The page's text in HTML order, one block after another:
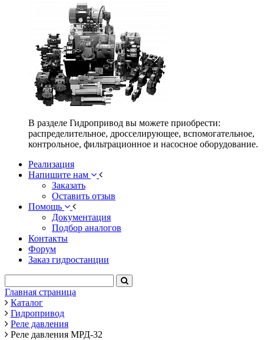
В разделе Гидропривод вы можете приобрести:
распределительное, дросселирующее, вспомогательное,
контрольное, фильтрационное и насосное оборудование.
Реализация
Напишите нам
Заказать
Оставить отзыв
Помощь
Документация
Подбор аналогов
Контакты
Форум
Заказ гидростанции
Главная страница
Каталог
Гидропривод
Реле давления
Реле давления МРД-32